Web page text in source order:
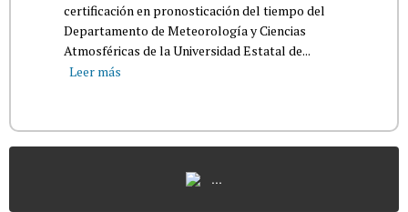
certificación en pronosticación del tiempo del
Departamento de Meteorología y Ciencias
Atmosféricas de la Universidad Estatal de...
Leer más
...